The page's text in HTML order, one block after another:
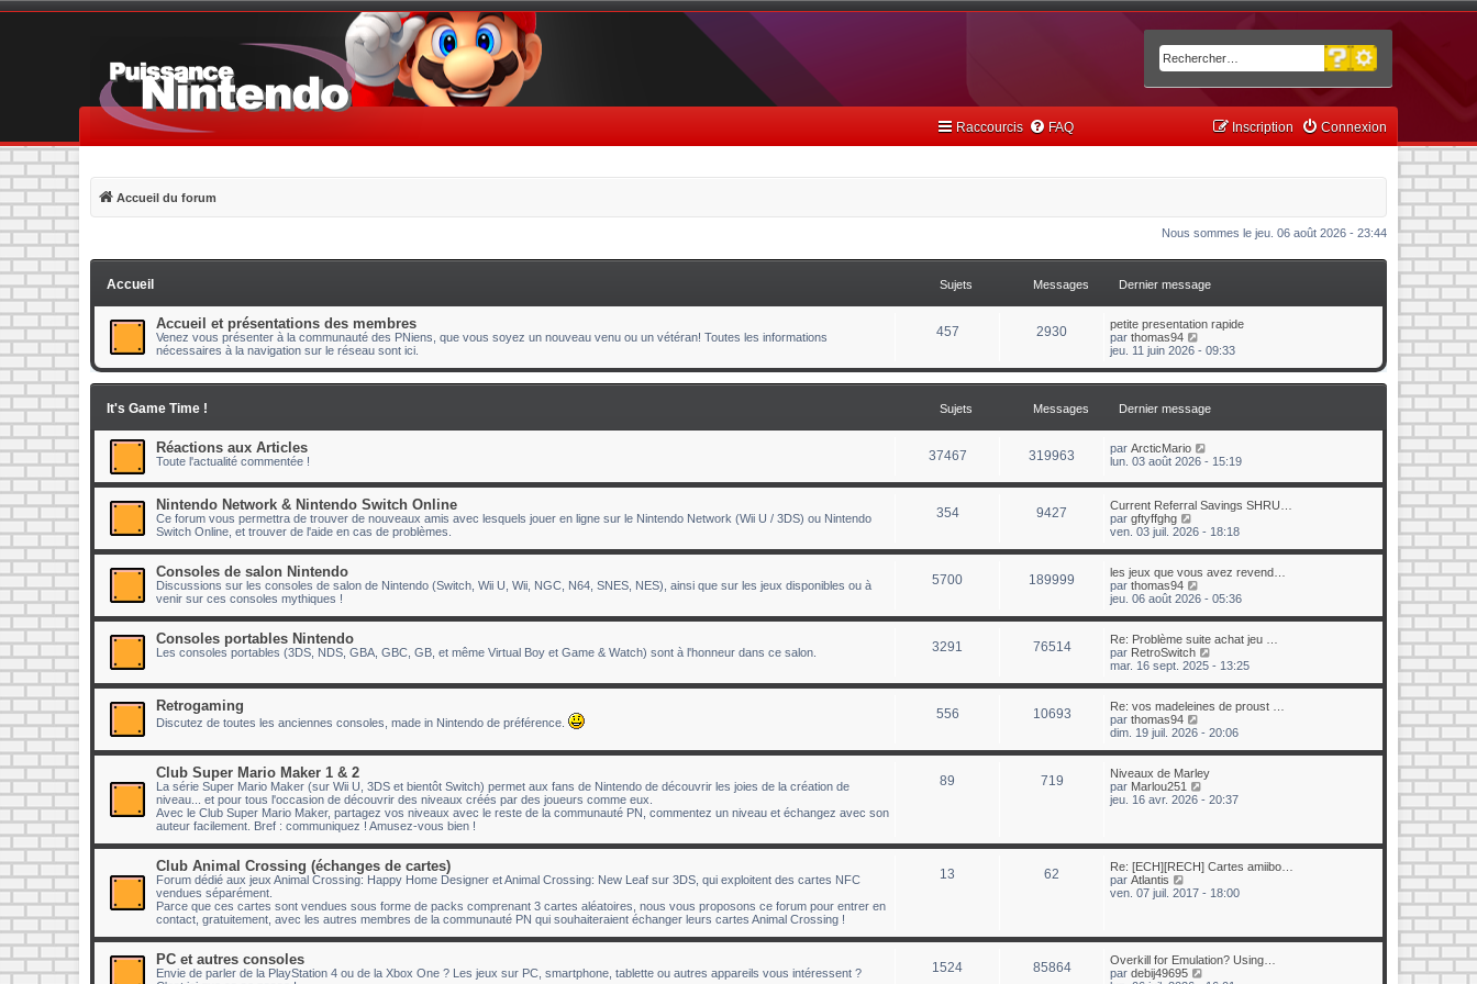
Rechercher
Recherche avancée
Raccourcis FAQ Connexion
Inscription
Accueil du forum
Nous sommes le jeu. 06 août 2026 - 23:44
Accueil Sujets Messages Dernier message
Accueil et présentations des membres
Venez vous présenter à la communauté des PNiens, que vous soyez un nouveau venu ou un vétéran! Toutes les informations
nécessaires à la navigation sur le réseau sont ici.
457 2930
petite presentation rapide
par thomas94
o
s
u
t
e
r
l
e
d
r
e
m
s
a
g
e
jeu. 11 juin 2026 - 09:33
It's Game Time ! Sujets Messages Dernier message
Réactions aux Articles
Toute l'actualité commentée ! 37467 319963 par ArcticMario
o
s
u
l
e
r
e
d
e
r
i
e
r
m
s
a
g
lun. 03 août 2026 - 15:19
Nintendo Network & Nintendo Switch Online
Ce forum vous permettra de trouver de nouveaux amis avec lesquels jouer en ligne sur le Nintendo Network (Wii U / 3DS) ou Nintendo
Switch Online, et trouver de l'aide en cas de problèmes.
354 9427
Current Referral Savings SHRU…
par gftyffghg
o
s
u
l
t
r
l
e
d
r
n
i
e
r
m
e
s
s
a
ven. 03 juil. 2026 - 18:18
Consoles de salon Nintendo
Discussions sur les consoles de salon de Nintendo (Switch, Wii U, Wii, NGC, N64, SNES, NES), ainsi que sur les jeux disponibles ou à
venir sur ces consoles mythiques !
5700 189999
les jeux que vous avez revend…
par thomas94
o
s
u
l
t
r
l
r
n
i
e
s
s
a
jeu. 06 août 2026 - 05:36
Consoles portables Nintendo
Les consoles portables (3DS, NDS, GBA, GBC, GB, et même Virtual Boy et Game & Watch) sont à l'honneur dans ce salon. 3291 76514
Re: Problème suite achat jeu …
par RetroSwitch
o
s
u
t
r
d
i
e
r
m
e
a
e
mar. 16 sept. 2025 - 13:25
Retrogaming
Discutez de toutes les anciennes consoles, made in Nintendo de préférence.
556 10693
Re: vos madeleines de proust …
par thomas94
o
s
u
l
t
e
d
e
r
m
e
s
dim. 19 juil. 2026 - 20:06
Club Super Mario Maker 1 & 2
La série Super Mario Maker (sur Wii U, 3DS et bientôt Switch) permet aux fans de Nintendo de découvrir les joies de la création de
niveau... et pour tous l'occasion de découvrir des niveaux créés par des joueurs comme eux.
Avec le Club Super Mario Maker, partagez vos niveaux avec le reste de la communauté PN, commentez un niveau et échangez avec son
auteur facilement. Bref : communiquez ! Amusez-vous bien !
89 719
Niveaux de Marley
par Marlou251
o
l
t
e
r
e
r
jeu. 16 avr. 2026 - 20:37
Club Animal Crossing (échanges de cartes)
Forum dédié aux jeux Animal Crossing: Happy Home Designer et Animal Crossing: New Leaf sur 3DS, qui exploitent des cartes NFC
vendues séparément.
Parce que ces cartes sont vendues sous forme de packs comprenant 3 cartes aléatoires, nous vous proposons ce forum pour entrer en
contact, gratuitement, avec les autres membres de la communauté PN qui souhaiteraient échanger leurs cartes Animal Crossing !
13 62
Re: [ECH][RECH] Cartes amiibo…
par Atlantis
o
l
t
e
ven. 07 juil. 2017 - 18:00
PC et autres consoles
Envie de parler de la PlayStation 4 ou de la Xbox One ? Les jeux sur PC, smartphone, tablette ou autres appareils vous intéressent ?
1524 85864
Overkill for Emulation? Using…
par debij49695